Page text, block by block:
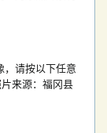
，请按以下任意
片来源：福冈县